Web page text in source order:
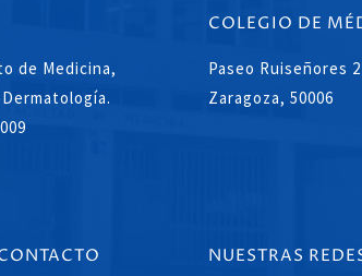
de Medicina,
COLEGIO DE
Paseo Ruiseñores 2
Zaragoza, 50006
NUESTRAS